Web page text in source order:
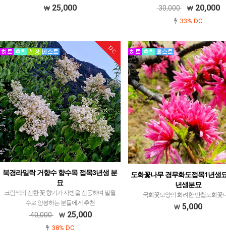
25,000 30,000 20,000
33% DC
DC
북경라일락 거향수 향수목 접목3년생 분
묘
크림색의 진한 꽃 향기가 사방을 진동하며 밀월
수로 양봉하는 분들에게 추천
40,000 25,000
38% DC
도화꽃나무 경무화도접목1년생
년생분묘
국화꽃모양의 화려한 만첩도화꽃
5,000